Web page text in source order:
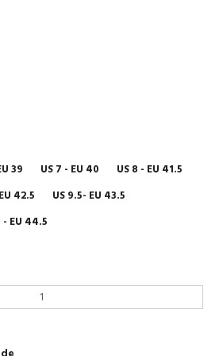
39 US 7 - EU 40
US 8 - EU 41.5
42.5
US 9.5- EU 43.5
- EU 44.5